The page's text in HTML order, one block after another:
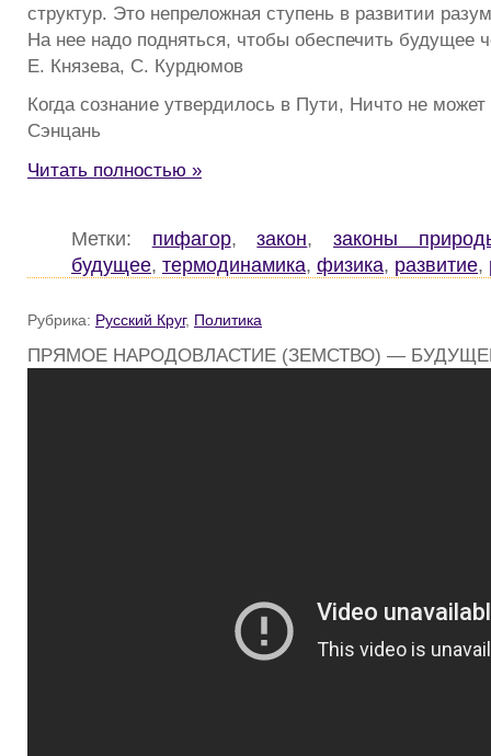
структур. Это непреложная ступень в развитии
На нее надо подняться, чтобы обеспечить будущее
Е. Князева, С. Курдюмов
Когда сознание утвердилось в Пути, Ничто не может
Сэнцань
Читать полностью »
Метки: пифагор,закон,законы
будущее, термодинамика, физика, развитие,
Рубрика: Русский Круг, Политика
ПРЯМОЕ НАРОДОВЛАСТИЕ (ЗЕМСТВО) —